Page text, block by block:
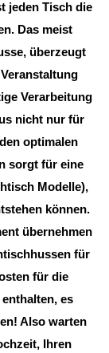
jeden Tisch die
Das meist
überzeugt
Verarbeitung
nicht nur für
optimalen
sorgt für eine
Modelle),
können.
übernehmen
für
für die
es
Also warten
Ihren